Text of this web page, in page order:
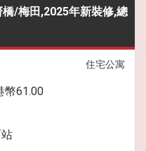
/梅田,2025年新裝修,總
住宅公寓
幣61.00